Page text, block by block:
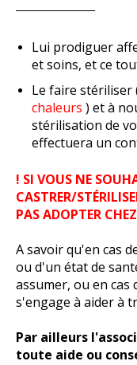
Lui prodiguer
et soins, et ce
Le faire stériliser
chaleurs ) et à
stérilisation de
effectuera un
! SI VOUS NE
CASTRER/
PAS ADOPTER
A savoir qu'en cas
ou d'un état de
assumer, ou en cas
s'engage à aider à
Par ailleurs
toute aide ou